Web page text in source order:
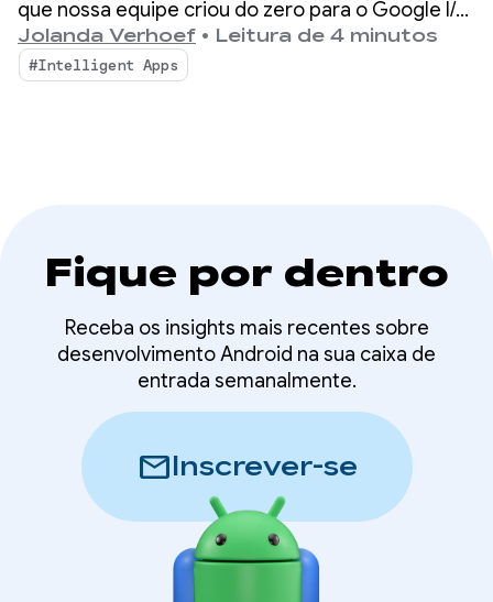
Jetpacker
que nossa equipe criou do zero para o Google I/O
deste ano (usando o Antigravity). Basicamente, o
Jetpacker ajuda os usuários a planejar, explorar e
aproveitar a próxima grande aventura.
Jolanda Verhoef • Leitura de 4 minutos
#Intelligent Apps
Fique por dentro
Receba os insights mais recentes sobre
desenvolvimento Android na sua caixa de
entrada semanalmente.
mailInscrever-se